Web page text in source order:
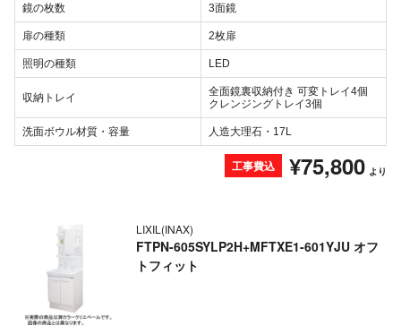
鏡の枚数 3面鏡
扉の種類 2枚扉
照明の種類 LED
収納トレイ
全面鏡裏収納付き 可変トレイ4個
クレンジングトレイ3個
洗面ボウル材質・容量 人造大理石・17L
工事費込 ¥75,800 より
LIXIL(INAX)
FTPN-605SYLP2H+MFTXE1-601YJU オフ
トフィット